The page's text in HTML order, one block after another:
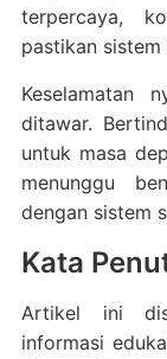
terpercaya,
pastikan sistem
Keselamatan
ditawar.
untuk masa
menunggu
dengan sistem
Kata
Artikel ini
informasi